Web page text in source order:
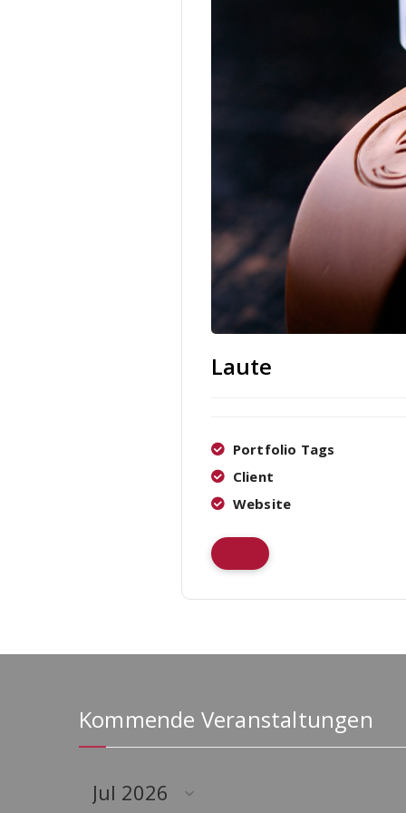
Laute
Portfolio Tags
Client
Website
Kommende Veranstaltungen